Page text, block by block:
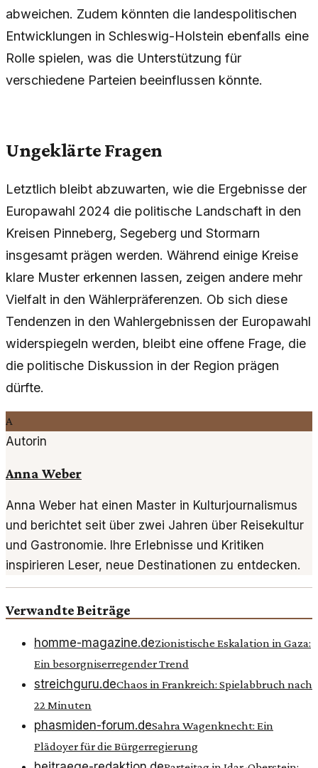
abweichen. Zudem könnten die landespolitischen
Entwicklungen in Schleswig-Holstein ebenfalls eine
Rolle spielen, was die Unterstützung für
verschiedene Parteien beeinflussen könnte.
Ungeklärte Fragen
Letztlich bleibt abzuwarten, wie die Ergebnisse der
Europawahl 2024 die politische Landschaft in den
Kreisen Pinneberg, Segeberg und Stormarn
insgesamt prägen werden. Während einige Kreise
klare Muster erkennen lassen, zeigen andere mehr
Vielfalt in den Wählerpräferenzen. Ob sich diese
Tendenzen in den Wahlergebnissen der Europawahl
widerspiegeln werden, bleibt eine offene Frage, die
die politische Diskussion in der Region prägen
dürfte.
A
Autorin
Anna Weber
Anna Weber hat einen Master in Kulturjournalismus
und berichtet seit über zwei Jahren über Reisekultur
und Gastronomie. Ihre Erlebnisse und Kritiken
inspirieren Leser, neue Destinationen zu entdecken.
Verwandte Beiträge
homme-magazine.deZionistische Eskalation in Gaza:
Ein besorgniserregender Trend
streichguru.deChaos in Frankreich: Spielabbruch nach
22 Minuten
phasmiden-forum.deSahra Wagenknecht: Ein
Plädoyer für die Bürgerregierung